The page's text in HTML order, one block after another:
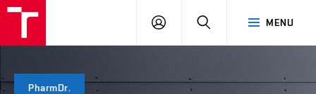
MENU
PŘIHLÁSIT
PharmDr.